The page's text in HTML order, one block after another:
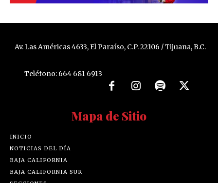
Av. Las Américas 4633, El Paraíso, C.P. 22106 / Tijuana, B.C.
Teléfono: 664 681 6913
Mapa de Sitio
INICIO
NOTICIAS DEL DÍA
BAJA CALIFORNIA
BAJA CALIFORNIA SUR